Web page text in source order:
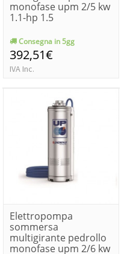
monofase upm 2/5 kw
1.1-hp 1.5
Consegna in 5gg
392,51€
IVA Inc.
Elettropompa
sommersa
multigirante pedrollo
monofase upm 2/6 kw